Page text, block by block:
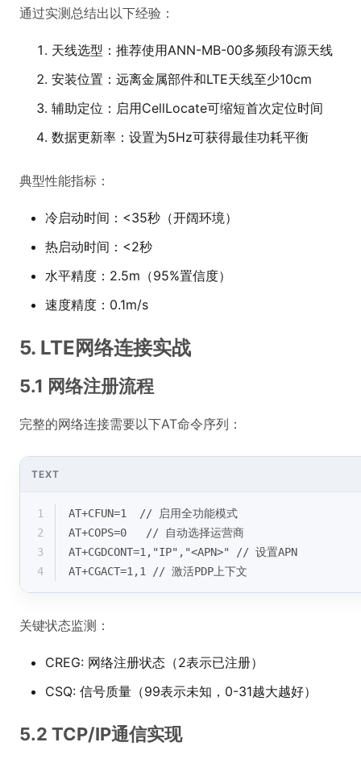
通过实测总结出以下经验：
天线选型：推荐使用ANN-MB-00多频段有源天线
安装位置：远离金属部件和LTE天线至少10cm
辅助定位：启用CellLocate可缩短首次定位时间
数据更新率：设置为5Hz可获得最佳功耗平衡
典型性能指标：
冷启动时间：<35秒（开阔环境）
热启动时间：<2秒
水平精度：2.5m（95%置信度）
速度精度：0.1m/s
5. LTE网络连接实战
5.1 网络注册流程
完整的网络连接需要以下AT命令序列：
TEXT
1
AT+CFUN=1  // 启用全功能模式
2
AT+COPS=0   // 自动选择运营商
3
AT+CGDCONT=1,"IP","<APN>" // 设置APN
4
AT+CGACT=1,1 // 激活PDP上下文
关键状态监测：
CREG: 网络注册状态（2表示已注册）
CSQ: 信号质量（99表示未知，0-31越大越好）
5.2 TCP/IP通信实现